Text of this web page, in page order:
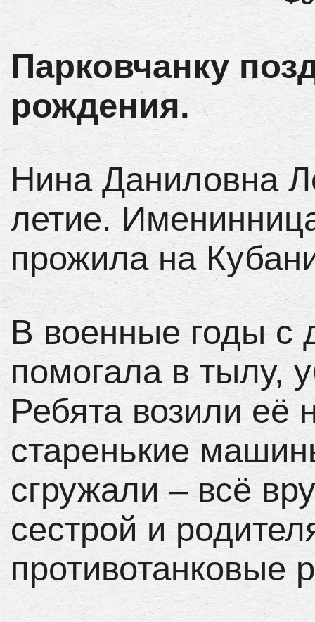
Парковчанку
рождения.
Нина Даниловна
летие.
прожила на
В военные годы с
помогала в тылу,
Ребята возили её
старенькие
сгружали – всё
сестрой и
противотанковые